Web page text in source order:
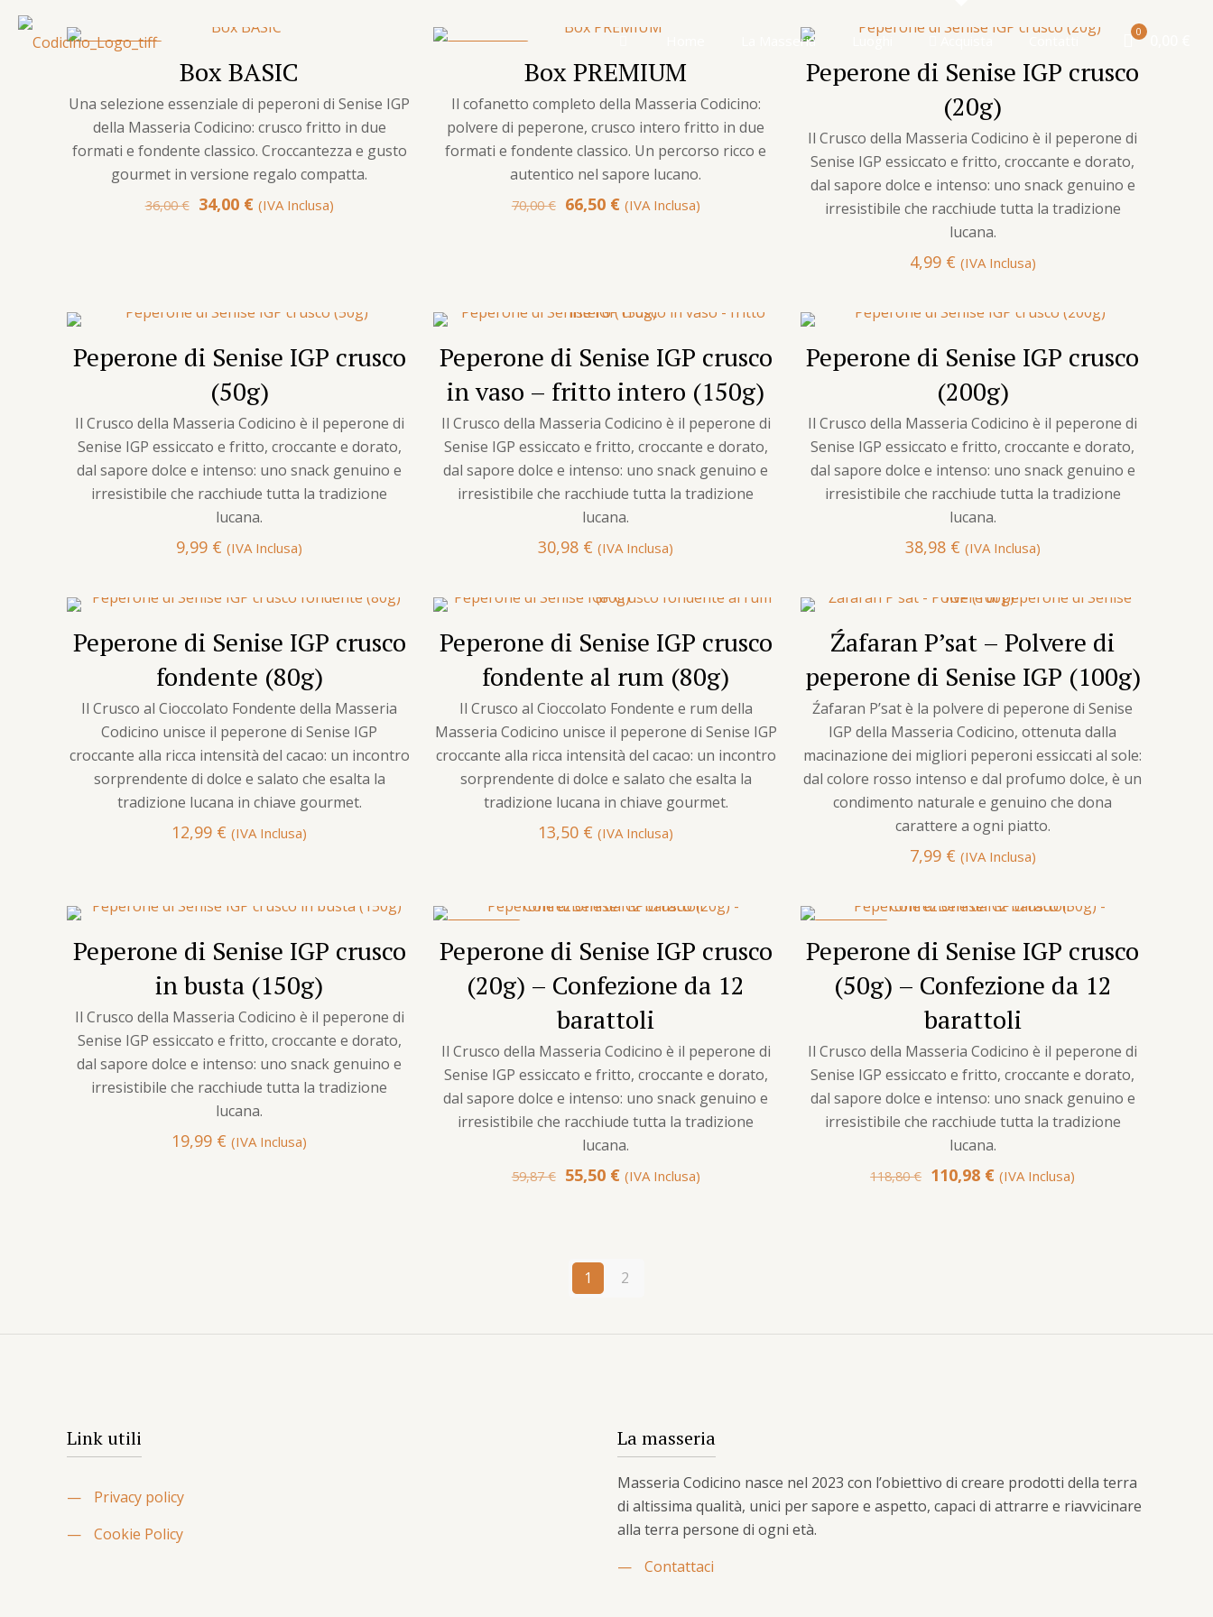
La Masseria Luoghi Contatti
0
IN OFFERTA
Box BASIC
Una selezione essenziale di peperoni di Senise IGP
della Masseria Codicino: crusco fritto in due
formati e fondente classico. Croccantezza e gusto
gourmet in versione regalo compatta.
36,00€ Il
34,00 €Il(IVA Inclusa)
Box PREMIUM
Il cofanetto completo della Masseria Codicino:
polvere di peperone, crusco intero fritto in due
formati e fondente classico. Un percorso ricco e
autentico nel sapore lucano.
70,00€ Il
66,50 €Il(IVA Inclusa)
Peperone di Senise IGP crusco
(20g)
Il Crusco della Masseria Codicino è il peperone di
Senise IGP essiccato e fritto, croccante e dorato,
dal sapore dolce e intenso: uno snack genuino e
irresistibile che racchiude tutta la tradizione
lucana.
4,99 € (IVA Inclusa)
Peperone di Senise IGP crusco
(50g)
Il Crusco della Masseria Codicino è il peperone di
Senise IGP essiccato e fritto, croccante e dorato,
dal sapore dolce e intenso: uno snack genuino e
irresistibile che racchiude tutta la tradizione
lucana.
9,99 € (IVA Inclusa)
Peperone di Senise IGP crusco
in vaso – fritto intero (150g)
Il Crusco della Masseria Codicino è il peperone di
Senise IGP essiccato e fritto, croccante e dorato,
dal sapore dolce e intenso: uno snack genuino e
irresistibile che racchiude tutta la tradizione
lucana.
30,98 € (IVA Inclusa)
Peperone di Senise IGP crusco
(200g)
Il Crusco della Masseria Codicino è il peperone di
Senise IGP essiccato e fritto, croccante e dorato,
dal sapore dolce e intenso: uno snack genuino e
irresistibile che racchiude tutta la tradizione
lucana.
38,98 € (IVA Inclusa)
Peperone di Senise IGP crusco
fondente (80g)
Il Crusco al Cioccolato Fondente della Masseria
Codicino unisce il peperone di Senise IGP
croccante alla ricca intensità del cacao: un incontro
sorprendente di dolce e salato che esalta la
tradizione lucana in chiave gourmet.
12,99 € (IVA Inclusa)
Peperone di Senise IGP crusco
fondente al rum (80g)
Il Crusco al Cioccolato Fondente e rum della
Masseria Codicino unisce il peperone di Senise IGP
croccante alla ricca intensità del cacao: un incontro
sorprendente di dolce e salato che esalta la
tradizione lucana in chiave gourmet.
13,50 € (IVA Inclusa)
Źafaran P’sat – Polvere di
peperone di Senise IGP (100g)
Źafaran P’sat è la polvere di peperone di Senise
IGP della Masseria Codicino, ottenuta dalla
macinazione dei migliori peperoni essiccati al sole:
dal colore rosso intenso e dal profumo dolce, è un
condimento naturale e genuino che dona
carattere a ogni piatto.
7,99 € (IVA Inclusa)
Peperone di Senise IGP crusco
in busta (150g)
Il Crusco della Masseria Codicino è il peperone di
Senise IGP essiccato e fritto, croccante e dorato,
dal sapore dolce e intenso: uno snack genuino e
irresistibile che racchiude tutta la tradizione
lucana.
19,99 € (IVA Inclusa)
Peperone di Senise IGP crusco
(20g) – Confezione da 12
barattoli
Il Crusco della Masseria Codicino è il peperone di
Senise IGP essiccato e fritto, croccante e dorato,
dal sapore dolce e intenso: uno snack genuino e
irresistibile che racchiude tutta la tradizione
lucana.
59,87€ Il
59,87 €.
55,50 €Il
55,50 €.
(IVA Inclusa)
Peperone di Senise IGP crusco
(50g) – Confezione da 12
barattoli
Il Crusco della Masseria Codicino è il peperone di
Senise IGP essiccato e fritto, croccante e dorato,
dal sapore dolce e intenso: uno snack genuino e
irresistibile che racchiude tutta la tradizione
lucana.
118,80€ Il
110,98 €Il(IVA Inclusa)
1 2
Link utili
—
Privacy policy
—
Cookie Policy
La masseria
Masseria Codicino nasce nel 2023 con l’obiettivo di creare prodotti della terra
di altissima qualità, unici per sapore e aspetto, capaci di attrarre e riavvicinare
alla terra persone di ogni età.
—
Contattaci